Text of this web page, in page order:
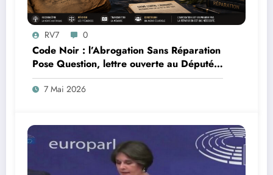
RV7 0
Code Noir : l’Abrogation Sans Réparation
Pose Question, lettre ouverte au Député
Max Mathiasin
7 Mai 2026